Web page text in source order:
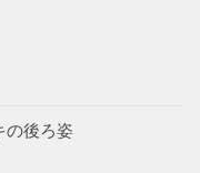
の後ろ姿